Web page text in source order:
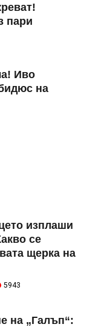
пари
Иво
на
изплаши
се
щерка на
5943
на „Галъп“: